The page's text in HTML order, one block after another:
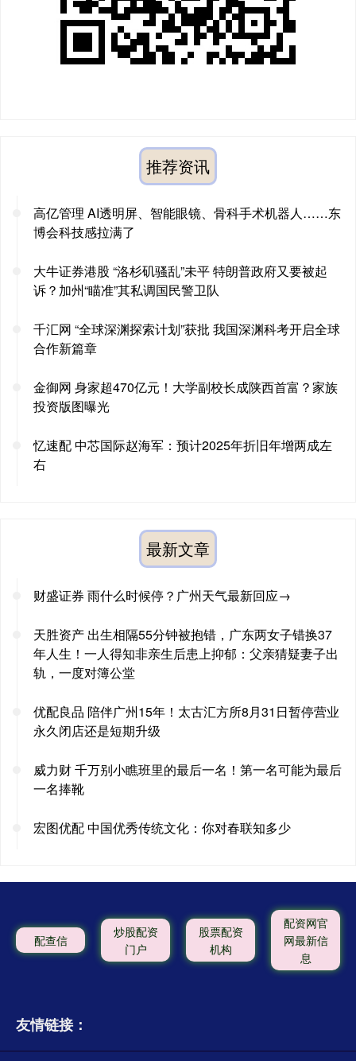
推荐资讯
高亿管理 AI透明屏、智能眼镜、骨科手术机器人……东
博会科技感拉满了
大牛证券港股 “洛杉矶骚乱”未平 特朗普政府又要被起
诉？加州“瞄准”其私调国民警卫队
千汇网 “全球深渊探索计划”获批 我国深渊科考开启全球
合作新篇章
金御网 身家超470亿元！大学副校长成陕西首富？家族
投资版图曝光
忆速配 中芯国际赵海军：预计2025年折旧年增两成左
右
最新文章
财盛证券 雨什么时候停？广州天气最新回应→
天胜资产 出生相隔55分钟被抱错，广东两女子错换37
年人生！一人得知非亲生后患上抑郁：父亲猜疑妻子出
轨，一度对簿公堂
优配良品 陪伴广州15年！太古汇方所8月31日暂停营业
永久闭店还是短期升级
威力财 千万别小瞧班里的最后一名！第一名可能为最后
一名捧靴
宏图优配 中国优秀传统文化：你对春联知多少
配查信
炒股配资
门户
股票配资
机构
配资网官
网最新信
息
友情链接：